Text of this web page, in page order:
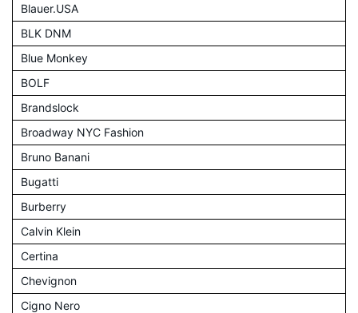
Blauer.USA
BLK DNM
Blue Monkey
BOLF
Brandslock
Broadway NYC Fashion
Bruno Banani
Bugatti
Burberry
Calvin Klein
Certina
Chevignon
Cigno Nero